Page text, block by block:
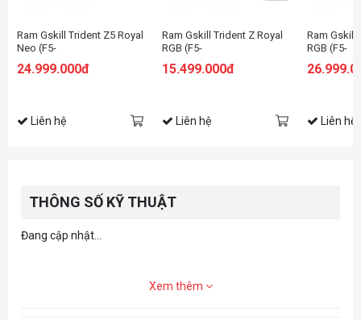
Ram Gskill Trident Z5 Royal
Neo (F5-
64GB (2x32GB) DDR5
24.999.000đ
Liên hệ
Ram Gskill Trident Z Royal
RGB (F5-
32GB (2x16GB) DDR5 6400
15.499.000đ
Liên hệ
Ram Gskill
RGB (F5-
64GB
Liên hệ
THÔNG SỐ KỸ THUẬT
Đang cập nhật...
Xem thêm